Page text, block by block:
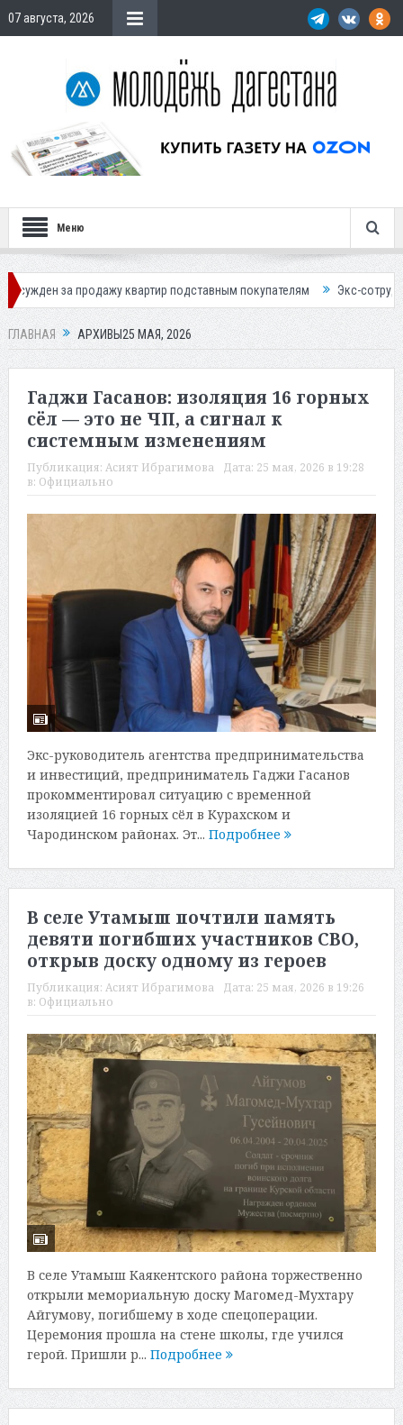
07 августа, 2026
Меню
квартир подставным покупателям Экс-сотрудница Соцфонда
ГЛАВНАЯ АРХИВЫ25 МАЯ, 2026
Гаджи Гасанов: изоляция 16 горных
сёл — это не ЧП, а сигнал к
системным изменениям
Публикация: Асият Ибрагимова Дата: 25 мая, 2026 в 19:28
в: Официально
Экс-руководитель агентства предпринимательства
и инвестиций, предприниматель Гаджи Гасанов
прокомментировал ситуацию с временной
изоляцией 16 горных сёл в Курахском и
Чародинском районах. Эт... Подробнее
В селе Утамыш почтили память
девяти погибших участников СВО,
открыв доску одному из героев
Публикация: Асият Ибрагимова Дата: 25 мая, 2026 в 19:26
в: Официально
В селе Утамыш Каякентского района торжественно
открыли мемориальную доску Магомед-Мухтару
Айгумову, погибшему в ходе спецоперации.
Церемония прошла на стене школы, где учился
герой. Пришли р... Подробнее